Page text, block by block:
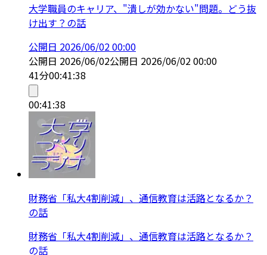
大学職員のキャリア、"潰しが効かない"問題。どう抜
け出す？の話
公開日 2026/06/02 00:00
公開日 2026/06/02公開日 2026/06/02 00:00
41分00:41:38
00:41:38
財務省「私大4割削減」、通信教育は活路となるか？
の話
財務省「私大4割削減」、通信教育は活路となるか？
の話